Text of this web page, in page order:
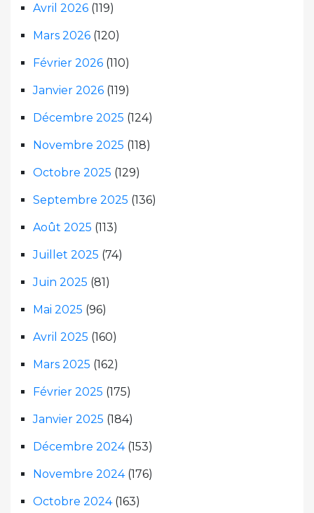
Avril 2026 (119)
Mars 2026 (120)
Février 2026 (110)
Janvier 2026 (119)
Décembre 2025 (124)
Novembre 2025 (118)
Octobre 2025 (129)
Septembre 2025 (136)
Août 2025 (113)
Juillet 2025 (74)
Juin 2025 (81)
Mai 2025 (96)
Avril 2025 (160)
Mars 2025 (162)
Février 2025 (175)
Janvier 2025 (184)
Décembre 2024(153)
Novembre 2024(176)
Octobre 2024(163)